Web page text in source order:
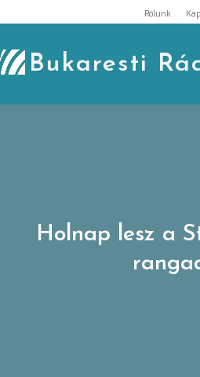
to
content
Rólunk
Bukaresti
Holnap lesz a